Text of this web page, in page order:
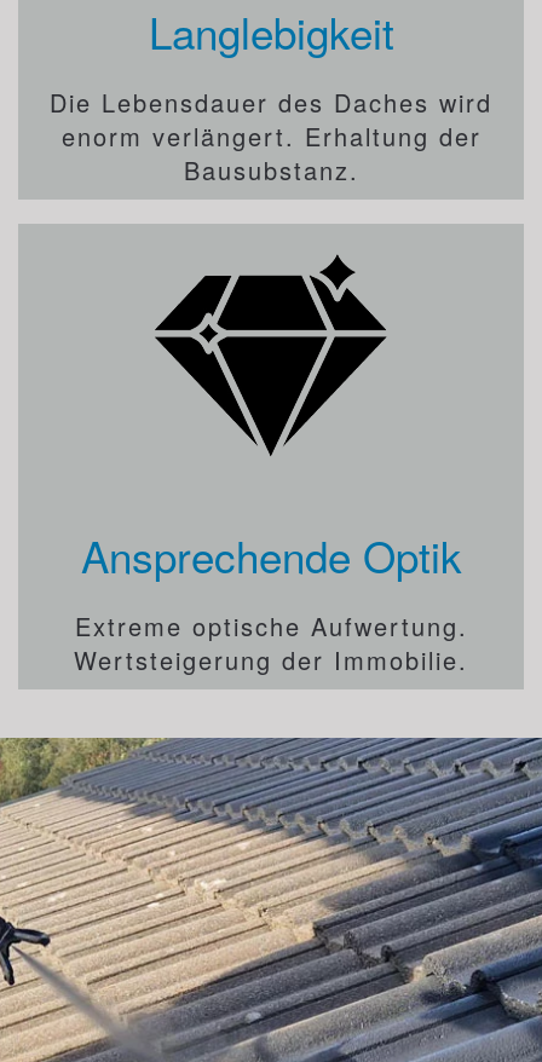
Langlebigkeit
Die Lebensdauer des Daches wird
enorm verlängert. Erhaltung der
Bausubstanz.
Ansprechende Optik
Extreme optische Aufwertung.
Wertsteigerung der Immobilie.